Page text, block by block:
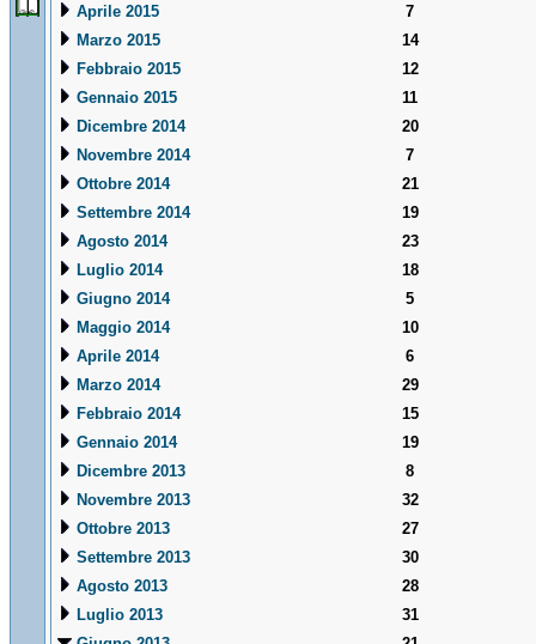
Aprile 2015
7
Marzo 2015
14
Febbraio 2015
12
Gennaio 2015
11
Dicembre 2014
20
Novembre 2014
7
Ottobre 2014
21
Settembre 2014
19
Agosto 2014
23
Luglio 2014
18
Giugno 2014
5
Maggio 2014
10
Aprile 2014
6
Marzo 2014
29
Febbraio 2014
15
Gennaio 2014
19
Dicembre 2013
8
Novembre 2013
32
Ottobre 2013
27
Settembre 2013
30
Agosto 2013
28
Luglio 2013
31